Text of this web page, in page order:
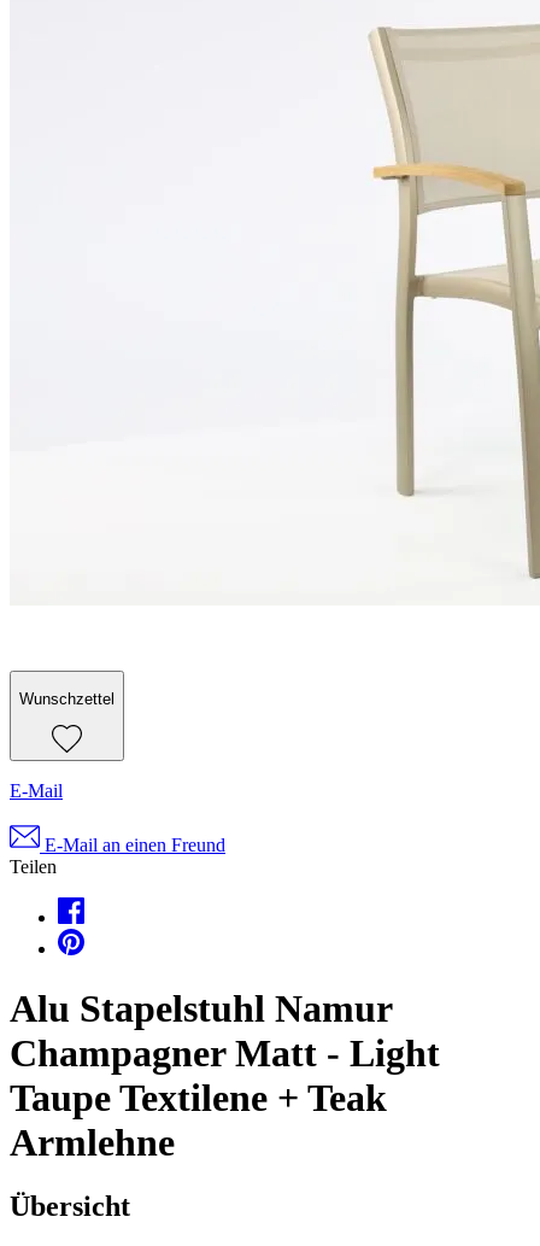
Wunschzettel
E-Mail
E-Mail an einen Freund
Teilen
Alu Stapelstuhl Namur
Champagner Matt - Light
Taupe Textilene + Teak
Armlehne
Übersicht